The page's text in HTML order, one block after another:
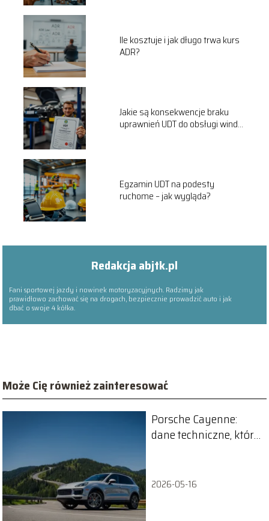
Ile kosztuje i jak długo trwa kurs
ADR?
Jakie są konsekwencje braku
uprawnień UDT do obsługi windy
Egzamin UDT na podesty
ruchome – jak wygląda?
Redakcja abjtk.pl
Fani sportowej jazdy i nowinek motoryzacyjnych. Radzimy jak
prawidłowo zachować się na drogach, bezpiecznie prowadzić auto i jak
dbać o swoje 4 kółka.
Może Cię również zainteresować
Porsche Cayenne:
dane techniczne, które
2026-05-16